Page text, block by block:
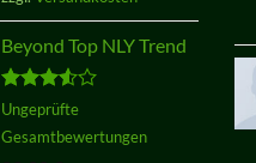
Beyond Top NLY Trend
Bewertet
von 5
Ungeprüfte
Gesamtbewertungen